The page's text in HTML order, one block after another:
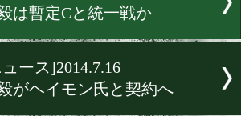
NEWS FROM MEXICO